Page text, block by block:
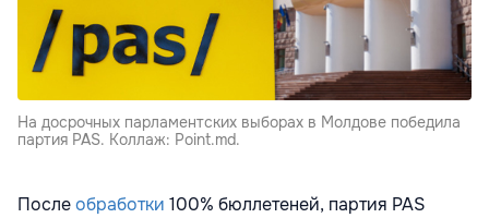
На досрочных парламентских выборах в Молдове победила
партия PAS. Коллаж: Point.md.
Послеобработки 100% бюллетеней, партия PAS